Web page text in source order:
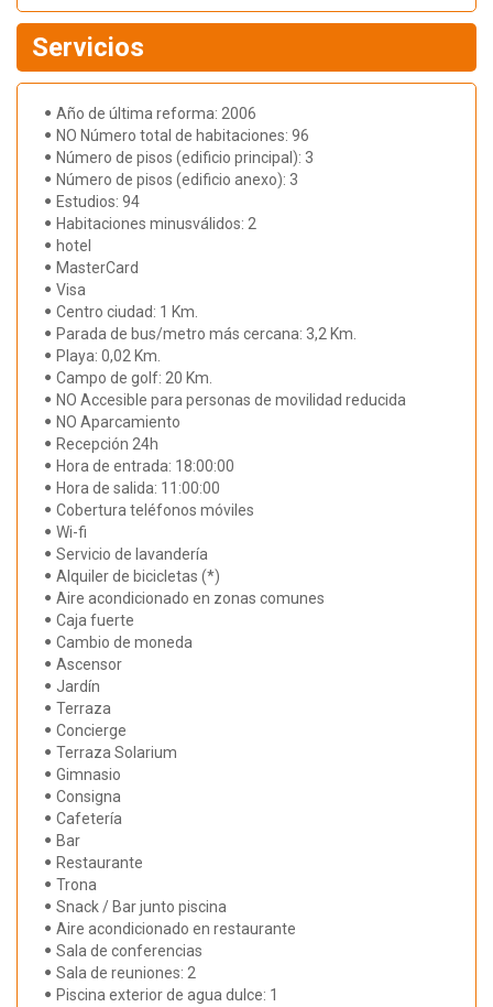
Servicios
Año de última reforma: 2006
NO Número total de habitaciones: 96
Número de pisos (edificio principal): 3
Número de pisos (edificio anexo): 3
Estudios: 94
Habitaciones minusválidos: 2
hotel
MasterCard
Visa
Centro ciudad: 1 Km.
Parada de bus/metro más cercana: 3,2 Km.
Playa: 0,02 Km.
Campo de golf: 20 Km.
NO Accesible para personas de movilidad reducida
NO Aparcamiento
Recepción 24h
Hora de entrada: 18:00:00
Hora de salida: 11:00:00
Cobertura teléfonos móviles
Wi-fi
Servicio de lavandería
Alquiler de bicicletas (*)
Aire acondicionado en zonas comunes
Caja fuerte
Cambio de moneda
Ascensor
Jardín
Terraza
Concierge
Terraza Solarium
Gimnasio
Consigna
Cafetería
Bar
Restaurante
Trona
Snack / Bar junto piscina
Aire acondicionado en restaurante
Sala de conferencias
Sala de reuniones: 2
Piscina exterior de agua dulce: 1